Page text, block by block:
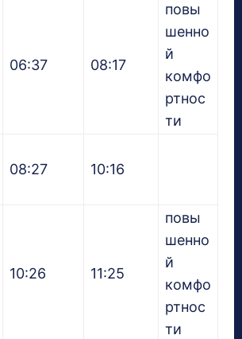
06:37 08:17
повы
шенно
й
комфо
ртнос
ти
08:27 10:16
10:26 11:25
повы
шенно
й
комфо
ртнос
ти